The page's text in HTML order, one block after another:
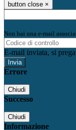
button close ×
Non hai una e-mail
E-mail inviata, si
Errore
Chiudi
Successo
Chiudi
Informazione